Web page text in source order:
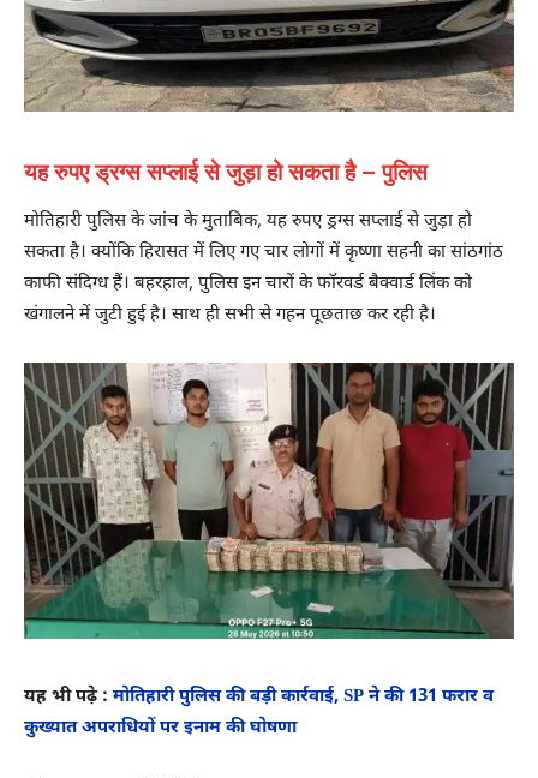
यह रुपए ड्रग्स सप्लाई से जुड़ा हो सकता है – पुलिस
मोतिहारी पुलिस के जांच के मुताबिक, यह रुपए ड्रग्स सप्लाई से जुड़ा हो
सकता है। क्योंकि हिरासत में लिए गए चार लोगों में कृष्णा सहनी का सांठगांठ
काफी संदिग्ध हैं। बहरहाल, पुलिस इन चारों के फॉरवर्ड बैक्वार्ड लिंक को
खंगालने में जुटी हुई है। साथ ही सभी से गहन पूछताछ कर रही है।
यह भी पढ़े : मोतिहारी पुलिस की बड़ी कार्रवाई, SP ने की 131 फरार व
कुख्यात अपराधियों पर इनाम की घोषणा